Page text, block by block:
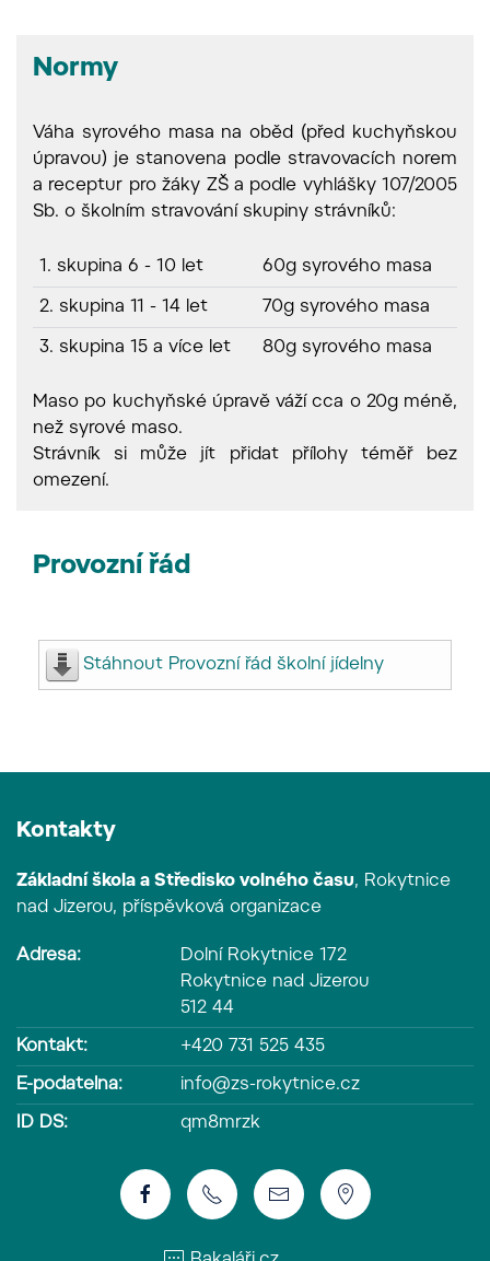
Normy
Váha syrového masa na oběd (před kuchyňskou
úpravou) je stanovena podle stravovacích norem
a receptur pro žáky ZŠ a podle vyhlášky 107/2005
Sb. o školním stravování skupiny strávníků:
1. skupina 6 - 10 let 60g syrového masa
2. skupina 11 - 14 let 70g syrového masa
3. skupina 15 a více let 80g syrového masa
Maso po kuchyňské úpravě váží cca o 20g méně,
než syrové maso.
Strávník si může jít přidat přílohy téměř bez
omezení.
Provozní řád
Stáhnout Provozní řád školní jídelny
Kontakty
Základní škola a Středisko volného času, Rokytnice
nad Jizerou, příspěvková organizace
Adresa:
Dolní Rokytnice 172
Rokytnice nad Jizerou
512 44
Kontakt: +420 731 525 435
E-podatelna: info@zs-rokytnice.cz
ID DS: qm8mrzk